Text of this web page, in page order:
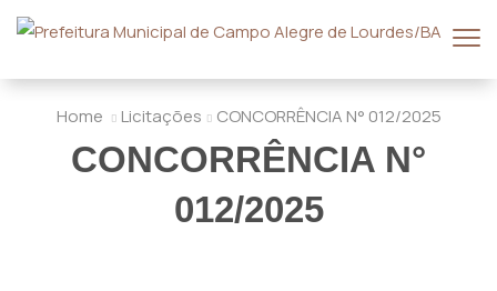
Home Licitações CONCORRÊNCIA N° 012/2025
CONCORRÊNCIA N°
012/2025